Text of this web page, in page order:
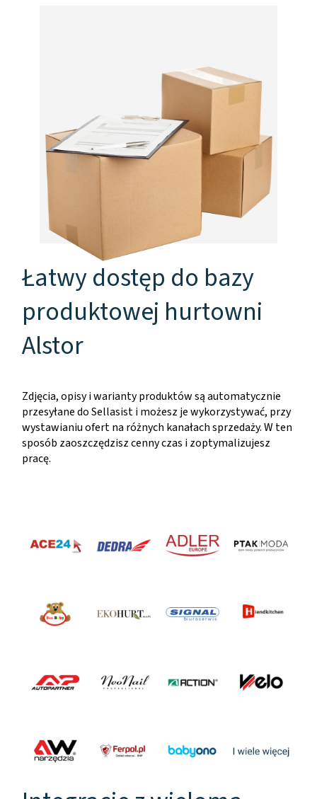
Łatwy dostęp do bazy
produktowej hurtowni
Alstor
Zdjęcia, opisy i warianty produktów są automatycznie
przesyłane do Sellasist i możesz je wykorzystywać, przy
wystawianiu ofert na różnych kanałach sprzedaży. W ten
sposób zaoszczędzisz cenny czas i zoptymalizujesz
pracę.